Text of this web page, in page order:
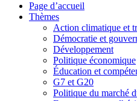
Page d’accueil
Thèmes
Action climatique et
Démocratie et
Développement
Politique économique
Éducation et
G7 et G20
Politique du marché